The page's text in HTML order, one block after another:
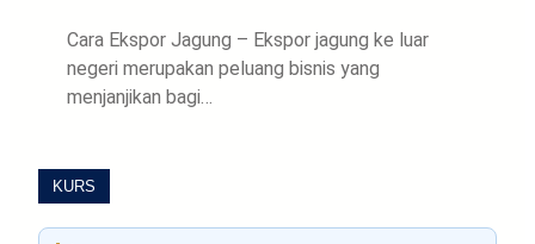
Cara Ekspor Jagung – Ekspor jagung ke luar
negeri merupakan peluang bisnis yang
menjanjikan bagi…
KURS